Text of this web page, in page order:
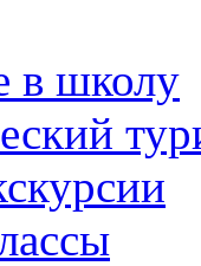
в школу